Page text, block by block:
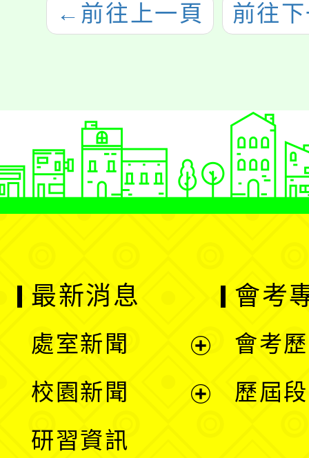
← 前往上一頁 前往
最新消息
處室新聞
校園新聞
研習資訊
會考
會考
歷屆